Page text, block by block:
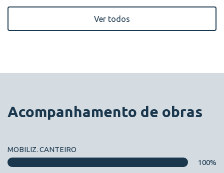
Ver todos
Acompanhamento de obras
MOBILIZ. CANTEIRO
100%